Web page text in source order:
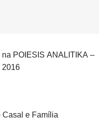
POIESIS ANALITIKA –
2016
Casal e Família